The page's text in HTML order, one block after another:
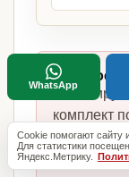
Главное
не
комплект
модель
и
Cookie помогают сайту
Для статистики
Яндекс.Метрику.
WhatsApp